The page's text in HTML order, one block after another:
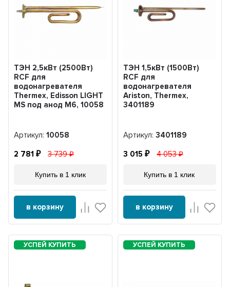
ТЭН 2,5кВт (2500Вт)
RCF для
водонагревателя
Thermex, Edisson LIGHT
MS под анод М6, 10058
Артикул:10058
2 781 3 739
Купить в 1 клик
в корзину
ТЭН 1,5кВт (1500Вт)
RCF для
водонагревателя
Ariston, Thermex,
3401189
Артикул: 3401189
3 015 4 053
Купить в 1 клик
в корзину